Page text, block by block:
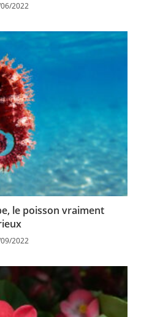
2022
le poisson vraiment
2022